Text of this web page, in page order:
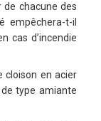
chacune des
empêchera-t-il
cas d’incendie
cloison en acier
type amiante